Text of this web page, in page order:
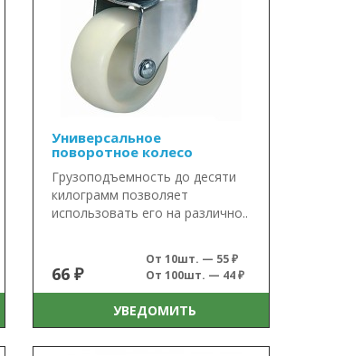
Универсальное
поворотное колесо
Грузоподъемность до десяти
килограмм позволяет
использовать его на различно..
66 ₽
От 10шт. — 55 ₽
От 100шт. — 44 ₽
УВЕДОМИТЬ